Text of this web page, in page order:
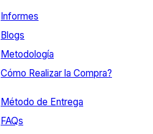
Informes
Blogs
Metodología
Cómo Realizar la Compra?
Método de Entrega
FAQs